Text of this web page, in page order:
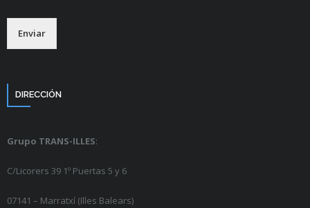
Enviar
DIRECCIÓN
Grupo TRANS-ILLES:
C/Licorers 39 1º Puertas 5 y 6
07141 – Marratxí (Illes Balears)